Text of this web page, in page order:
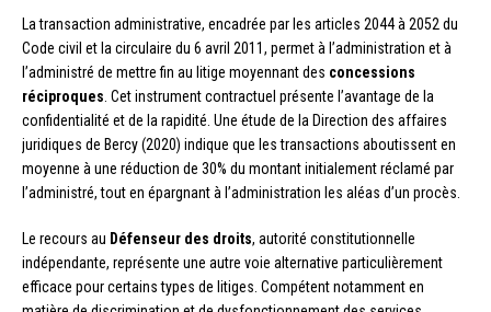
La transaction administrative, encadrée par les articles 2044 à 2052 du
Code civil et la circulaire du 6 avril 2011, permet à l’administration et à
l’administré de mettre fin au litige moyennant des concessions
réciproques . Cet instrument contractuel présente l’avantage de la
confidentialité et de la rapidité. Une étude de la Direction des affaires
juridiques de Bercy (2020) indique que les transactions aboutissent en
moyenne à une réduction de 30% du montant initialement réclamé par
l’administré, tout en épargnant à l’administration les aléas d’un procès.
Le recours au Défenseur des droits, autorité constitutionnelle
indépendante, représente une autre voie alternative particulièrement
efficace pour certains types de litiges. Compétent notamment en